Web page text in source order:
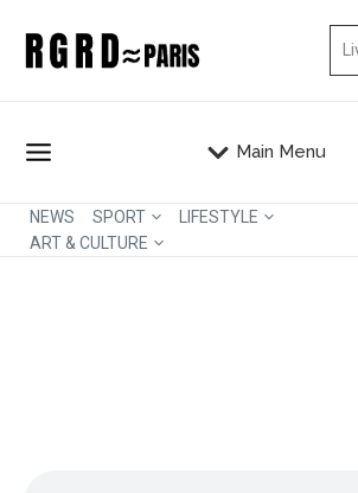
Main Menu
NEWS SPORT
LIFESTYLE
ART & CULTURE